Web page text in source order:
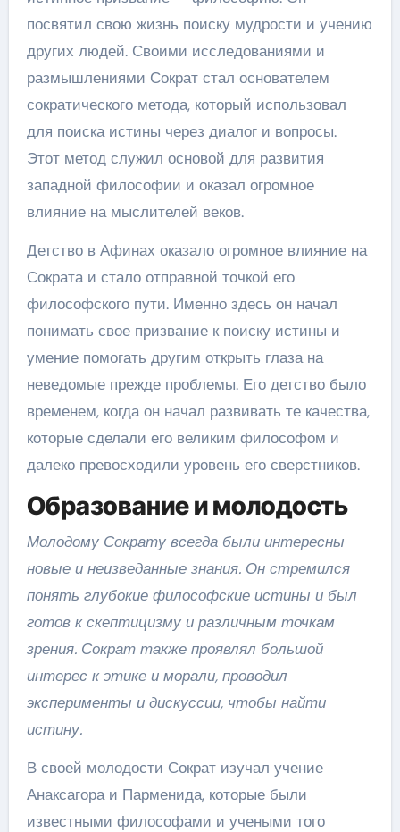
посвятил свою жизнь поиску мудрости и учению
других людей. Своими исследованиями и
размышлениями Сократ стал основателем
сократического метода, который использовал
для поиска истины через диалог и вопросы.
Этот метод служил основой для развития
западной философии и оказал огромное
влияние на мыслителей веков.
Детство в Афинах оказало огромное влияние на
Сократа и стало отправной точкой его
философского пути. Именно здесь он начал
понимать свое призвание к поиску истины и
умение помогать другим открыть глаза на
неведомые прежде проблемы. Его детство было
временем, когда он начал развивать те качества,
которые сделали его великим философом и
далеко превосходили уровень его сверстников.
Образование и молодость
Молодому Сократу всегда были интересны
новые и неизведанные знания. Он стремился
понять глубокие философские истины и был
готов к скептицизму и различным точкам
зрения. Сократ также проявлял большой
интерес к этике и морали, проводил
эксперименты и дискуссии, чтобы найти
истину.
В своей молодости Сократ изучал учение
Анаксагора и Парменида, которые были
известными философами и учеными того